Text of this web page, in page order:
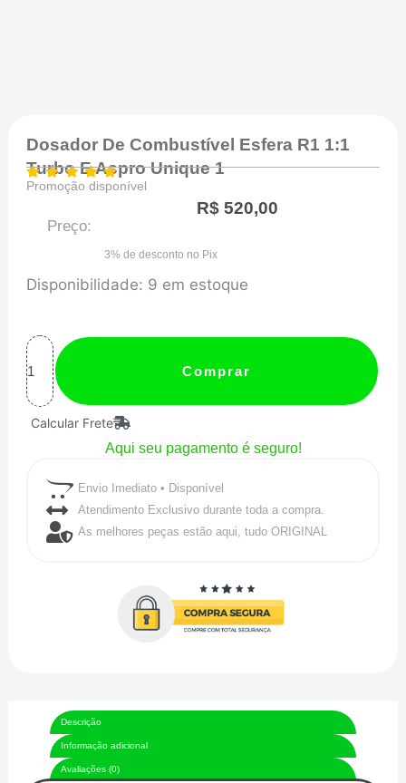
Dosador De Combustível Esfera R1 1:1
Turbo E Aspro Unique 1
Promoção disponível
Preço:
R$520,00
3% de desconto no Pix
Disponibilidade: 9 em estoque
Dosador
Combustível
Esfera
R1
1:1
Aspro
Unique
Comprar
Calcular Frete
Aqui seu pagamento é seguro!
Envio Imediato • Disponível
Atendimento Exclusivo durante toda a compra.
As melhores peças estão aqui, tudo ORIGINAL
Descrição
Informação adicional
Avaliações (0)